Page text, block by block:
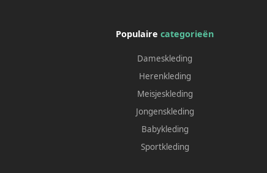
Populairecategorieën
Dameskleding
Herenkleding
Meisjeskleding
Jongenskleding
Babykleding
Sportkleding